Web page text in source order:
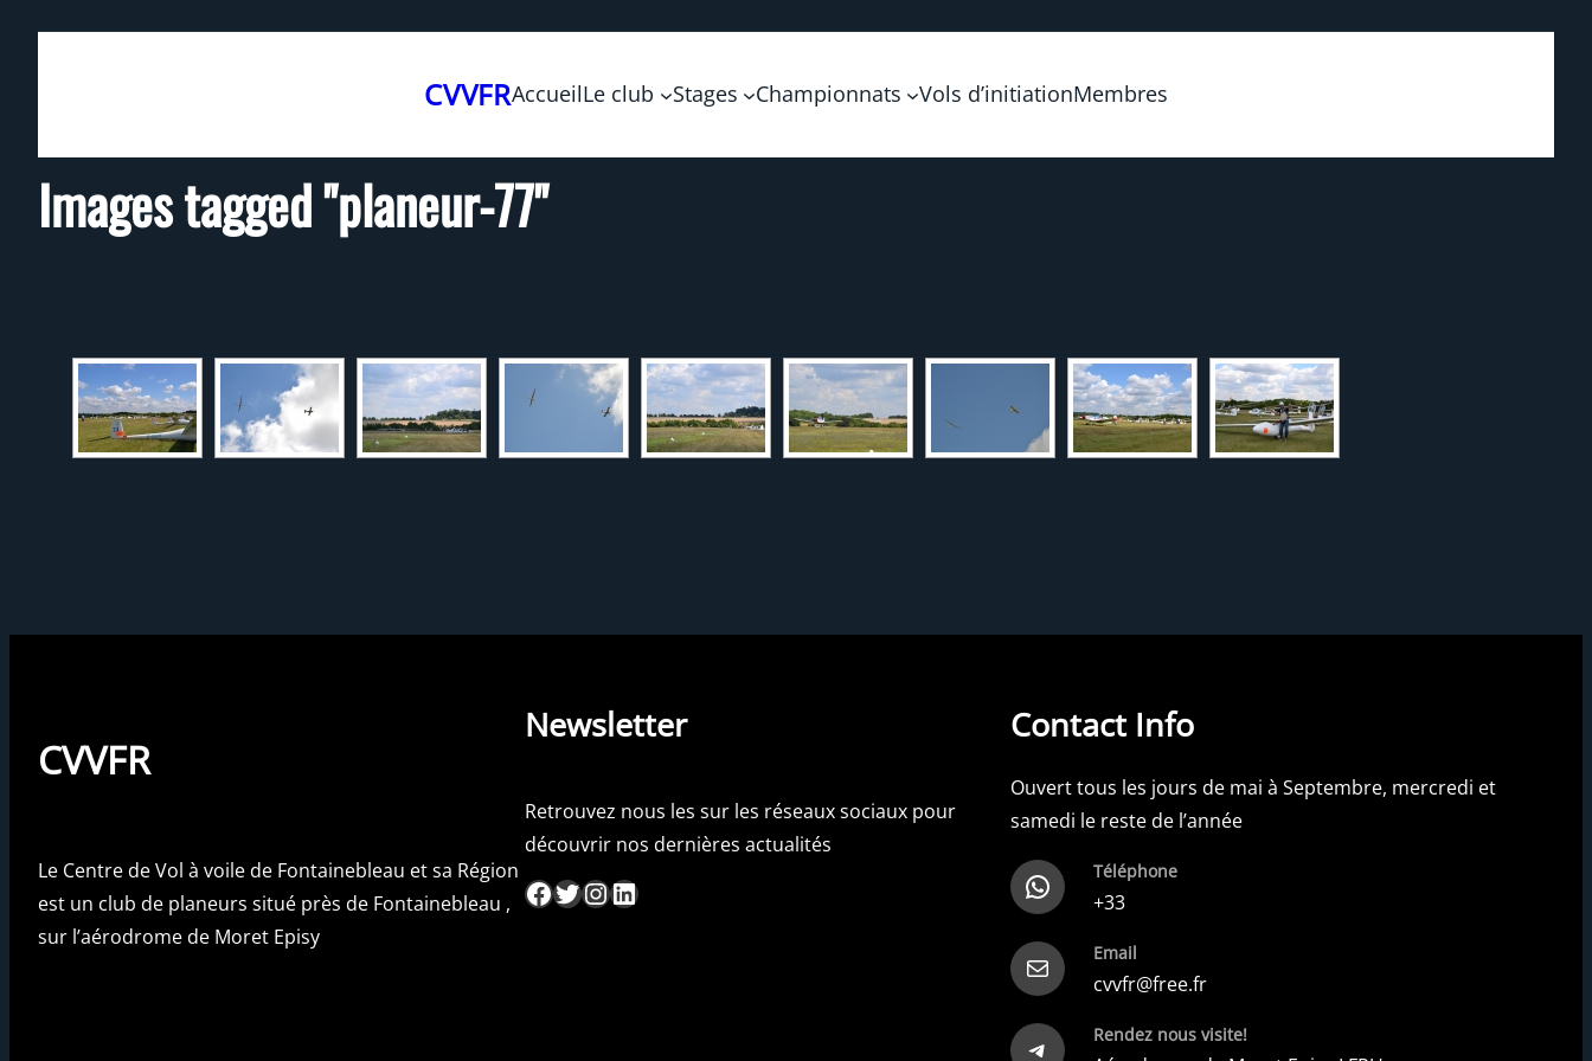
Aller
CVVFRAccueilLe club Stages Championnats Vols d’initiationMembres
Images tagged "planeur-77"
CVVFR
Le Centre de Vol à voile de Fontainebleau et sa Région
est un club de planeurs situé près de Fontainebleau ,
sur l’aérodrome de Moret Episy
Newsletter
Retrouvez nous les sur les réseaux sociaux pour
découvrir nos dernières actualités
Facebook Twitter InstagramLinkedIn
Contact Info
Ouvert tous les jours de mai à Septembre, mercredi et
samedi le reste de l’année
WhatsApp Téléphone
+33
Mail Email
cvvfr@free.fr
Telegram Rendez nous visite!